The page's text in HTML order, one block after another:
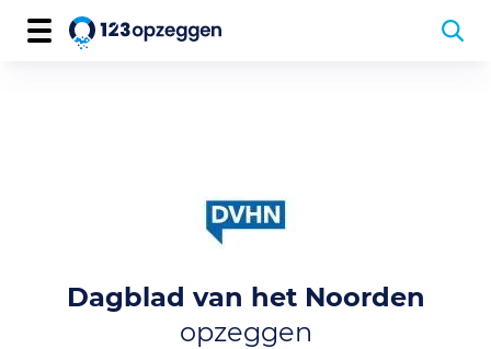
Dagblad van het Noorden
opzeggen